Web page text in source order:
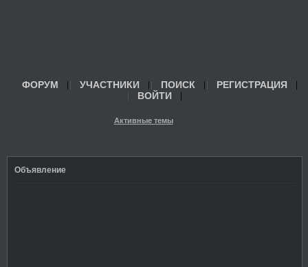
ФОРУМ УЧАСТНИКИ ПОИСК
РЕГИСТРАЦИЯ
ВОЙТИ
Активные темы
Объявление